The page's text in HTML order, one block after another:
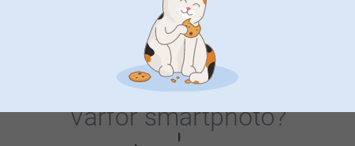
(1 omdömen)
Varförsmartphoto?